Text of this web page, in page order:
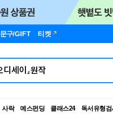
문구/GIFT 티켓
사락 예스펀딩 클래스24
독서유형검